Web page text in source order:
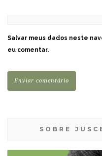
Salvar meus dados neste
eu comentar.
SOBRE